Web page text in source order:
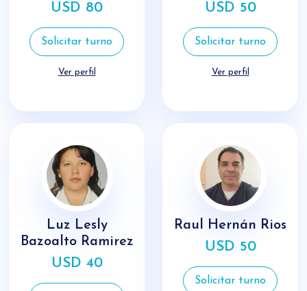
USD 80
Solicitar turno
Ver perfil
USD 50
Solicitar turno
Ver perfil
Luz Lesly
Bazoalto Ramirez
USD 40
Raul Hernán Rios
USD 50
Solicitar turno